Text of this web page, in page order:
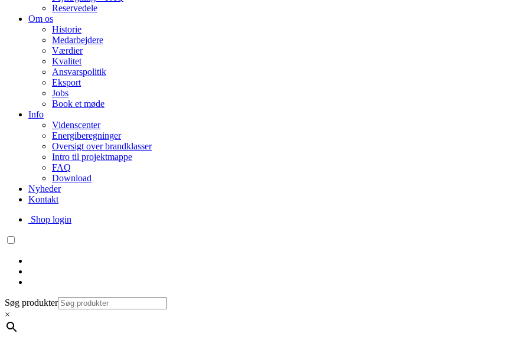
Reservedele
Om os
Historie
Medarbejdere
Værdier
Kvalitet
Ansvarspolitik
Eksport
Jobs
Book et møde
Info
Videnscenter
Energiberegninger
Oversigt over brandklasser
Intro til projektmappe
FAQ
Download
Nyheder
Kontakt
Shop login
Søg produkter
×